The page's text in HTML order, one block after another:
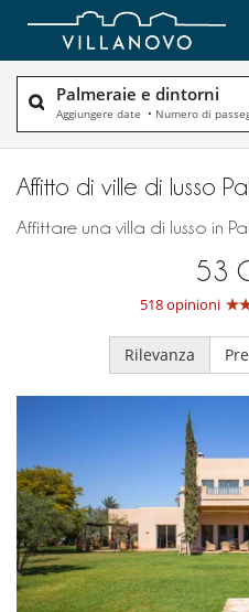
Palmeraie e dintorni
Aggiungere date • Numero di
Affitto di ville di lusso
Affittare una villa di lusso in
53
518 opinioni
Rilevanza